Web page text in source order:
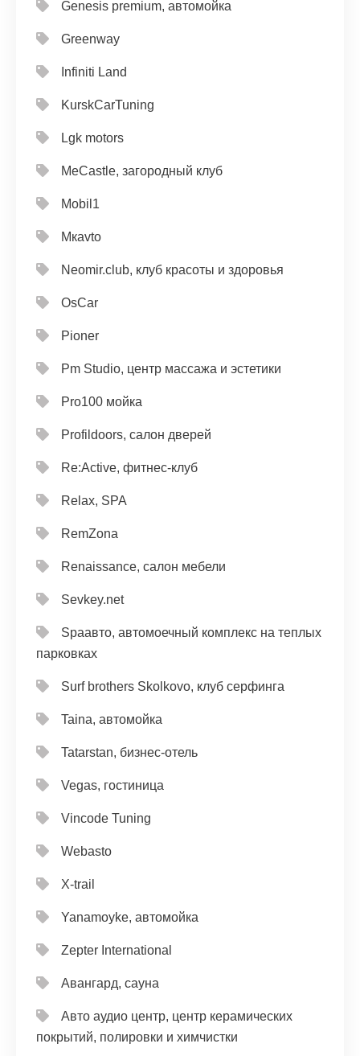
Genesis premium, автомойка
Greenway
Infiniti Land
KurskCarTuning
Lgk motors
MeCastle, загородный клуб
Mobil1
Mкavto
Neomir.club, клуб красоты и здоровья
OsCar
Pioner
Pm Studio, центр массажа и эстетики
Pro100 мойка
Profildoors, салон дверей
Re:Active, фитнес-клуб
Relax, SPA
RemZona
Renaissance, салон мебели
Sevkey.net
Spaавто, автомоечный комплекс на теплых
парковках
Surf brothers Skolkovo, клуб серфинга
Taina, автомойка
Tatarstan, бизнес-отель
Vegas, гостиница
Vincode Tuning
Webasto
X-trail
Yanamoyke, автомойка
Zepter International
Авангард, сауна
Авто аудио центр, центр керамических
покрытий, полировки и химчистки